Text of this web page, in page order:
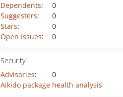
Dependents:
0
Suggesters:
0
Stars:
0
Open Issues: 0
Security
Advisories:
0
Aikido package health analysis